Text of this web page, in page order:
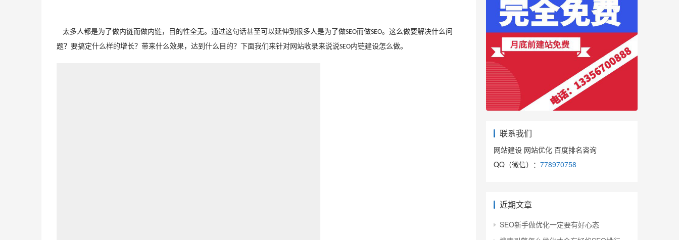
太多人都是为了做内链而做内链，目的性全无。通过这句话甚至可以延伸到很多人是为了做SEO而做SEO。这么做要解决什么问
题？要搞定什么样的增长？带来什么效果，达到什么目的？下面我们来针对网站收录来说说SEO内链建设怎么做。
联系我们
网站建设 网站优化 百度排名咨询
QQ（微信）： 778970758
近期文章
SEO新手做优化一定要有好心态